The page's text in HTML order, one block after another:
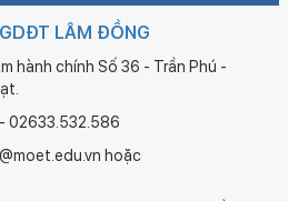
LÂM ĐỒNG
hành chính Số 36 - Trần Phú -
02633.532.586
hoặc